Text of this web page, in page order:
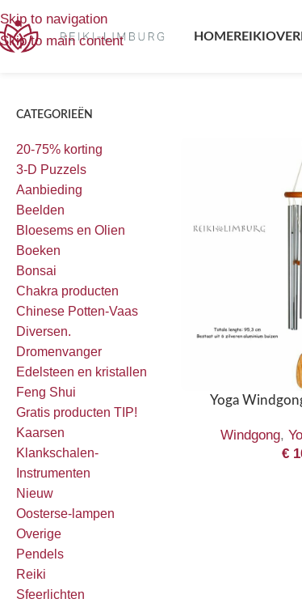
Skip to navigation
Skip to main content
HOMEREIKI
CATEGORIEËN
20-75% korting
3-D Puzzels
Aanbieding
Beelden
Bloesems en Olien
Boeken
Bonsai
Chakra producten
Chinese Potten-Vaas
Diversen.
Dromenvanger
Edelsteen en kristallen
Feng Shui
Gratis producten TIP!
Kaarsen
Klankschalen-
Instrumenten
Nieuw
Oosterse-lampen
Overige
Pendels
Reiki
Sfeerlichten
Yoga
Windgong,
€